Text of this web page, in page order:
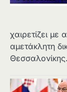
χαιρετίζει με
αμετάκλητη